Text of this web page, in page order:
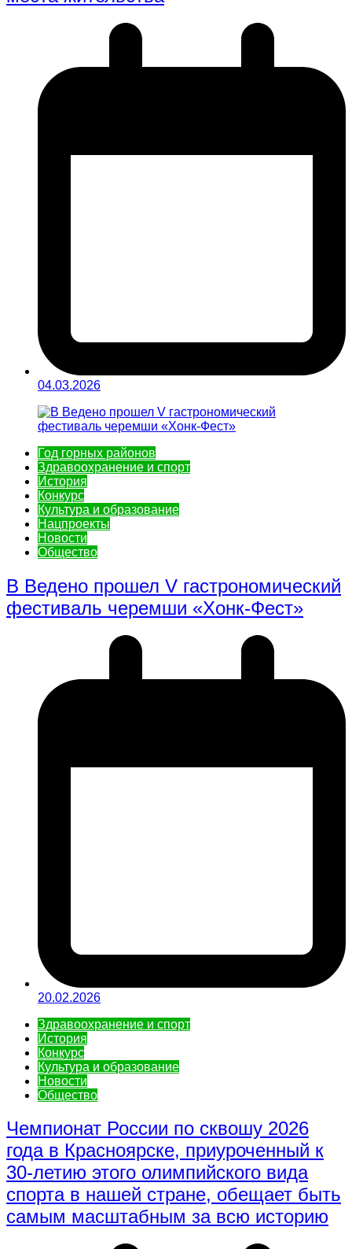
04.03.2026
Год горных районов
Здравоохранение и спорт
История
Конкурс
Культура и образование
Нацпроекты
Новости
Общество
В Ведено прошел V гастрономический
фестиваль черемши «Хонк-Фест»
20.02.2026
Здравоохранение и спорт
История
Конкурс
Культура и образование
Новости
Общество
Чемпионат России по сквошу 2026
года в Красноярске, приуроченный к
30-летию этого олимпийского вида
спорта в нашей стране, обещает быть
самым масштабным за всю историю